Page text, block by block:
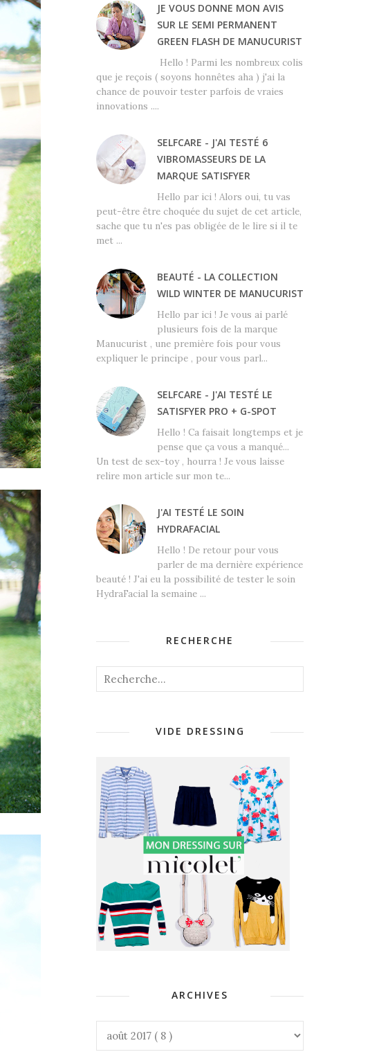
JE VOUS DONNE MON AVIS
SUR LE SEMI PERMANENT
GREEN FLASH DE MANUCURIST
Hello ! Parmi les nombreux colis
que je reçois ( soyons honnêtes aha ) j'ai la
chance de pouvoir tester parfois de vraies
innovations ....
SELFCARE - J'AI TESTÉ 6
VIBROMASSEURS DE LA
MARQUE SATISFYER
Hello par ici ! Alors oui, tu vas
peut-être être choquée du sujet de cet article,
sache que tu n'es pas obligée de le lire si il te
met ...
BEAUTÉ - LA COLLECTION
WILD WINTER DE MANUCURIST
Hello par ici ! Je vous ai parlé
plusieurs fois de la marque
Manucurist , une première fois pour vous
expliquer le principe , pour vous parl...
SELFCARE - J'AI TESTÉ LE
SATISFYER PRO + G-SPOT
Hello ! Ca faisait longtemps et je
pense que ça vous a manqué...
Un test de sex-toy , hourra ! Je vous laisse
relire mon article sur mon te...
J'AI TESTÉ LE SOIN
HYDRAFACIAL
Hello ! De retour pour vous
parler de ma dernière expérience
beauté ! J'ai eu la possibilité de tester le soin
HydraFacial la semaine ...
RECHERCHE
VIDE DRESSING
ARCHIVES